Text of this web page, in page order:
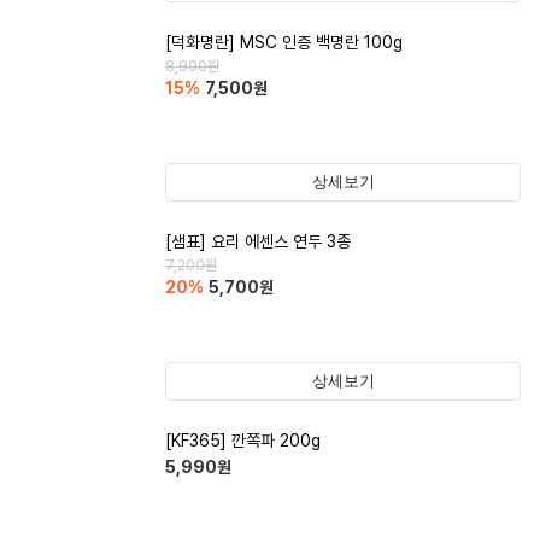
[덕화명란] MSC 인증 백명란 100g
8,900원
15% 7,500원
상세보기
[샘표] 요리 에센스 연두 3종
7,200원
20% 5,700원
상세보기
[KF365] 깐쪽파 200g
5,990원